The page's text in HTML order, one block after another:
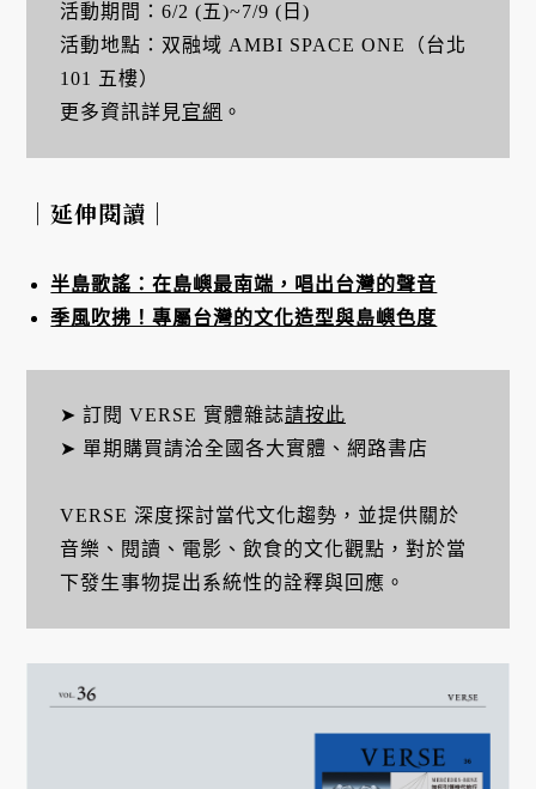
活動期間：6/2 (五)~7/9 (日)
活動地點：双融域 AMBI SPACE ONE（台北
101 五樓）
更多資訊詳見官網 。
｜延伸閱讀｜
半島歌謠：在島嶼最南端，唱出台灣的聲音
季風吹拂！專屬台灣的文化造型與島嶼色度
➤ 訂閱 VERSE 實體雜誌請按此
➤ 單期購買請洽全國各大實體、網路書店
VERSE 深度探討當代文化趨勢，並提供關於
音樂、閱讀、電影、飲食的文化觀點，對於當
下發生事物提出系統性的詮釋與回應。